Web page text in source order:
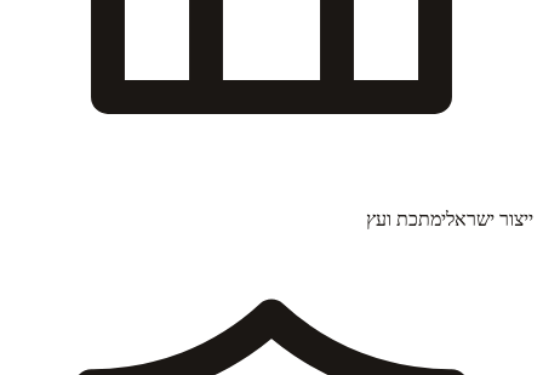
ייצור ישראלימתכת ועץ